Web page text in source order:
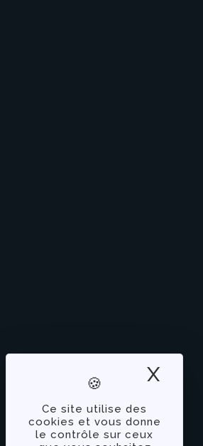
Ce site utilise des
cookies et vous donne
le contrôle sur ceux
X